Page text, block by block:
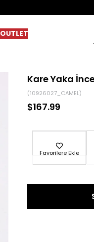
OUTLET
Kare Yaka
(10926027_CAMEL)
$167.99
Favorilere Ekle